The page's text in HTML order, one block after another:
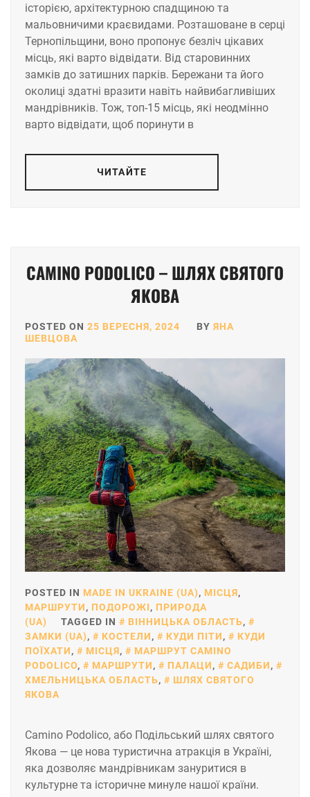
історією, архітектурною спадщиною та
мальовничими краєвидами. Розташоване в серці
Тернопільщини, воно пропонує безліч цікавих
місць, які варто відвідати. Від старовинних
замків до затишних парків. Бережани та його
околиці здатні вразити навіть найвибагливіших
мандрівників. Тож, топ-15 місць, які неодмінно
варто відвідати, щоб поринути в
ЧИТАЙТЕ
CAMINO PODOLICO – ШЛЯХ СВЯТОГО
ЯКОВА
POSTED ON 25 ВЕРЕСНЯ, 2024 BY ЯНА
ШЕВЦОВА
POSTED IN MADE IN UKRAINE (UA), МІСЦЯ,
МАРШРУТИ, ПОДОРОЖІ, ПРИРОДА
(UA)
TAGGED IN ВІННИЦЬКА ОБЛАСТЬ,
ЗАМКИ (UA), КОСТЕЛИ, КУДИ ПІТИ,
КУДИ
ПОЇХАТИ, МІСЦЯ,
МАРШРУТ CAMINO
PODOLICO, МАРШРУТИ, ПАЛАЦИ, САДИБИ,
ХМЕЛЬНИЦЬКА ОБЛАСТЬ,
ШЛЯХ СВЯТОГО
ЯКОВА
Camino Podolico, або Подільський шлях святого
Якова — це нова туристична атракція в Україні,
яка дозволяє мандрівникам зануритися в
культурне та історичне минуле нашої країни.